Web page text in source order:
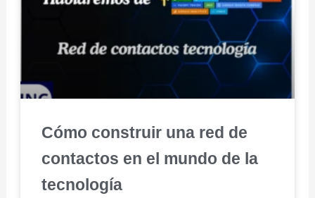
Cómo construir una red de
contactos en el mundo de la
tecnología